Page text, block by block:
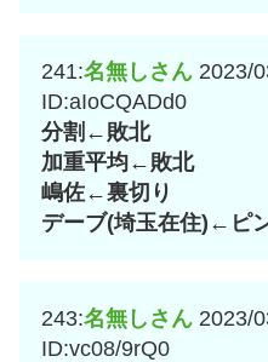
241:名無しさん 2023/
ID:aIoCQADd0
分割←敗北
加重平均←敗北
嶋佐←裏切り
デーブ(埼玉在住)←ピ
243:名無しさん 2023/
ID:vc08/9rQ0